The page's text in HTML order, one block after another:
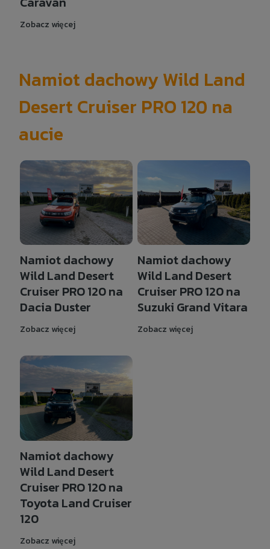
Zobacz więcej
Namiot dachowy Wild Land
Desert Cruiser PRO 120 na
aucie
Namiot dachowy
Wild Land Desert
Cruiser PRO 120 na
Dacia Duster
Zobacz więcej
Namiot dachowy
Wild Land Desert
Cruiser PRO 120 na
Suzuki Grand Vitara
Zobacz więcej
Namiot dachowy
Wild Land Desert
Cruiser PRO 120 na
Toyota Land Cruiser
120
Zobacz więcej